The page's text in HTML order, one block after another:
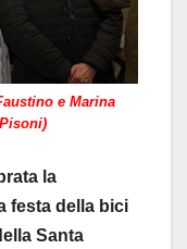
e Marina
la
festa della bici
Santa